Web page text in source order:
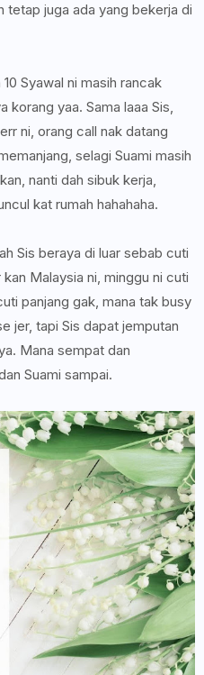
tetap juga ada yang bekerja di
Syawal ni masih rancak
korang yaa. Sama laaa Sis,
ni, orang call nak datang
selagi Suami masih
nanti dah sibuk kerja,
kat rumah hahahaha.
Sis beraya di luar sebab cuti
Malaysia ni, minggu ni cuti
panjang gak, mana tak busy
jer, tapi Sis dapat jemputan
Mana sempat dan
Suami sampai.